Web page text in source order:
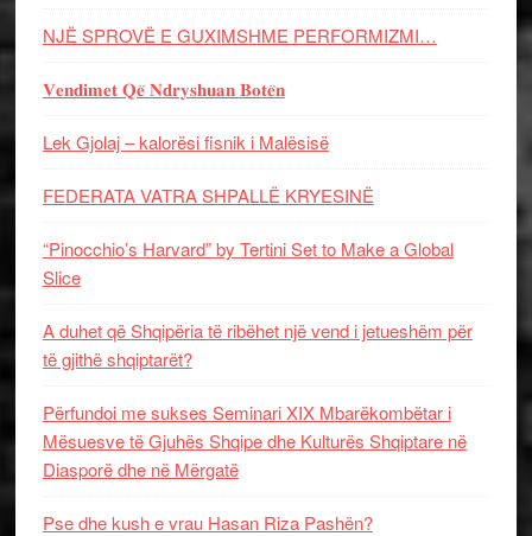
NJË SPROVË E GUXIMSHME PERFORMIZMI…
𝐕𝐞𝐧𝐝𝐢𝐦𝐞𝐭 𝐐𝐞̈ 𝐍𝐝𝐫𝐲𝐬𝐡𝐮𝐚𝐧 𝐁𝐨𝐭𝐞̈𝐧
Lek Gjolaj – kalorësi fisnik i Malësisë
FEDERATA VATRA SHPALLË KRYESINË
“Pinocchio’s Harvard” by Tertini Set to Make a Global
Slice
A duhet që Shqipëria të ribëhet një vend i jetueshëm për
të gjithë shqiptarët?
Përfundoi me sukses Seminari XIX Mbarëkombëtar i
Mësuesve të Gjuhës Shqipe dhe Kulturës Shqiptare në
Diasporë dhe në Mërgatë
Pse dhe kush e vrau Hasan Riza Pashën?